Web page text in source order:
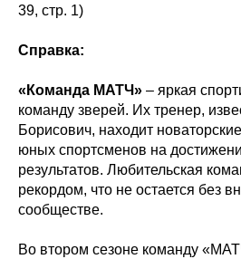
39, стр. 1)
Справка:
«Команда МАТЧ» – яркая
команду зверей. Их тренер,
Борисович, находит
юных спортсменов на
результатов. Любительская
рекордом, что не остается без
сообществе.
Во втором сезоне команду